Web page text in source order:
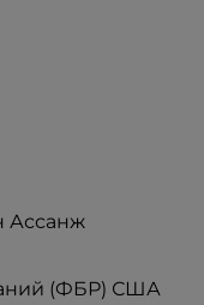
Ассанж
(ФБР) США